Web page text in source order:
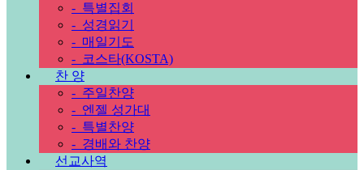
- 특별집회
- 성경읽기
- 매일기도
- 코스타(KOSTA)
찬 양
- 주일찬양
- 엔젤 성가대
- 특별찬양
- 경배와 찬양
선교사역